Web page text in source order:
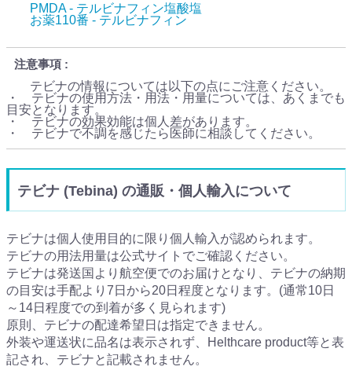
PMDA - テルビナフィン塩酸塩
お薬110番 - テルビナフィン
注意事項
テビナの情報については以下の点にご注意ください。
・ テビナの使用方法・用法・用量については、あくまでも
目安となります。
・ テビナの効果効能は個人差があります。
・ テビナで不調を感じたら医師に相談してください。
テビナ (Tebina) の通販・個人輸入について
テビナは個人使用目的に限り個人輸入が認められます。
テビナの用法用量は公式サイトでご確認ください。
テビナは発送国より航空便でのお届けとなり、テビナの納期
の目安は手配より7日から20日程度となります。(通常10日
～14日程度での到着が多く見られます)
原則、テビナの配達希望日は指定できません。
外装や運送状に品名は表示されず、Helthcare product等と表
記され、テビナと記載されません。